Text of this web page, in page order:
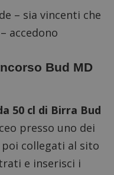
– sia vincenti che
accedono
Bud MD
50 cl di Birra Bud
presso uno dei
collegati al sito
e inserisci i